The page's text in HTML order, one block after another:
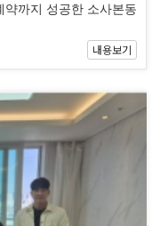
까지 성공한 소사본동
내용보기